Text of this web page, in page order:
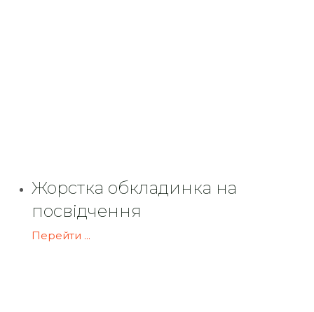
Жорстка обкладинка на
посвідчення
Перейти ...